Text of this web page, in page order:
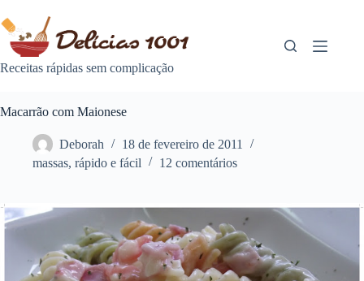
para
conteúdo
Receitas rápidas sem complicação
Macarrão com Maionese
Deborah
18 de fevereiro de 2011
massas, rápido e fácil 12 comentários